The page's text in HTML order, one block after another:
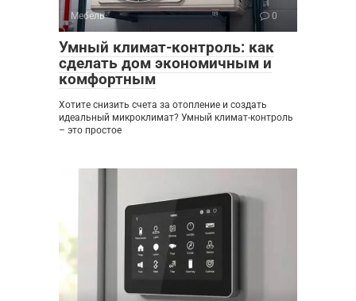
Мебель 0
Умный климат-контроль: как
сделать дом экономичным и
комфортным
Хотите снизить счета за отопление и создать
идеальный микроклимат? Умный климат-контроль
– это простое